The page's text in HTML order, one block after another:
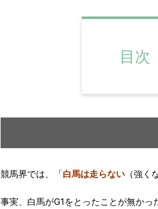
目次
競馬界では、「白馬は走らない （強く
事実、白馬がG1をとったことが無かっ